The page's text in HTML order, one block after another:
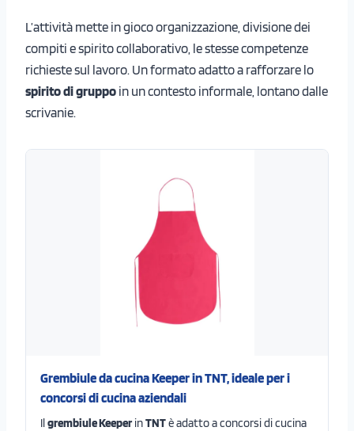
L’attività mette in gioco organizzazione, divisione dei
compiti e spirito collaborativo, le stesse competenze
richieste sul lavoro. Un formato adatto a rafforzare lo
spirito di gruppo in un contesto informale, lontano dalle
scrivanie.
Grembiule da cucina Keeper in TNT, ideale per i
concorsi di cucina aziendali
Ilgrembiule KeeperinTNTè adatto a concorsi di cucina